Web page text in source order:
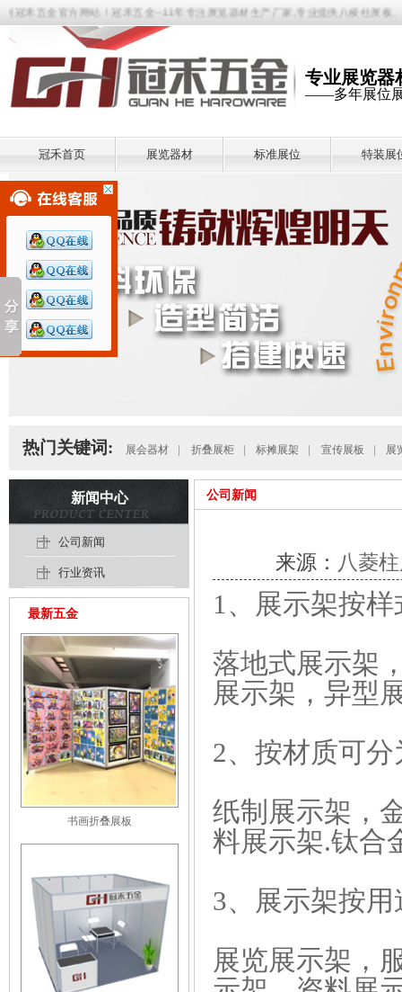
官方网站！冠禾五金--11年专注展览器材生产厂家,专业提供八棱柱展板、八棱柱
专业展览器
——多年展位
冠禾首页 展览器材 标准展位 特装展
热门关键词: 展会器材 折叠展柜 标摊展架 宣传展板 展
公司新闻
来源： 八菱
1、展示架按
落地式展示架
展示架，异型
2、按材质可分
纸制展示架，
料展示架.钛合
3、展示架按
展览展示架，
新闻中心
公司新闻
行业资讯
最新五金
书画折叠展板